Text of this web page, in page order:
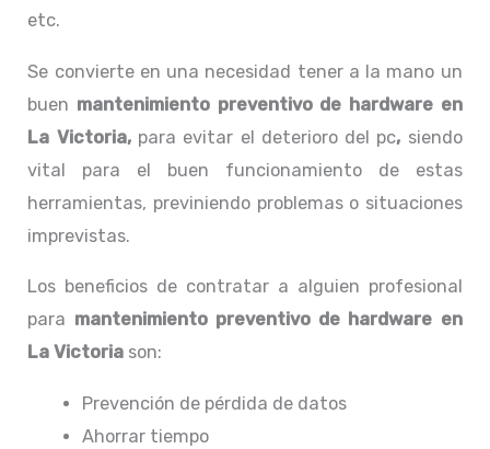
etc.
Se convierte en una necesidad tener a la mano un
buen mantenimiento preventivo de hardware en
La Victoria, para evitar el deterioro del pc, siendo
vital para el buen funcionamiento de estas
herramientas, previniendo problemas o situaciones
imprevistas.
Los beneficios de contratar a alguien profesional
para mantenimiento preventivo de hardware en
La Victoria son:
Prevención de pérdida de datos
Ahorrar tiempo